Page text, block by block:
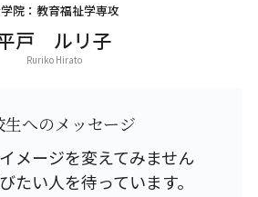
院：教育福祉学専攻
戸 ルリ子
Ruriko Hirato
生へのメッセージ
メージを変えてみません
たい人を待っています。